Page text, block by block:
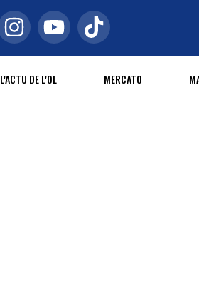
L'ACTU DE L'OL MERCATO